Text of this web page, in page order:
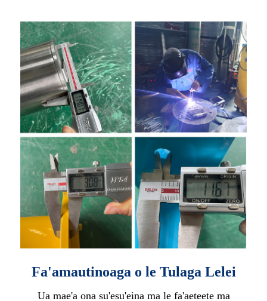
Fa'amautinoaga o le Tulaga Lelei
Ua mae'a ona su'esu'eina ma le fa'aeteete ma